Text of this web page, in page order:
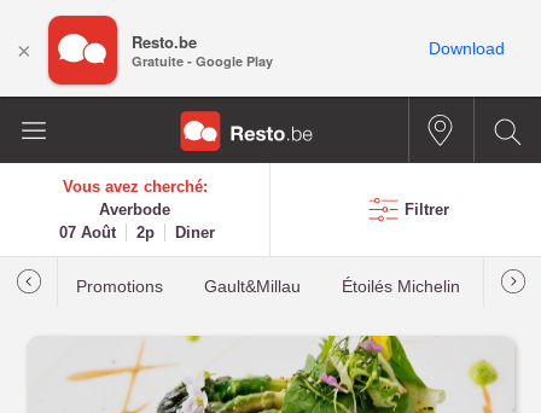
Vous avez cherché:
Averbode
07 Août
2p Diner
Filtrer
Promotions Gault&Millau Étoilés Michelin Les
× Resto.be
Gratuite - Google Play
Download